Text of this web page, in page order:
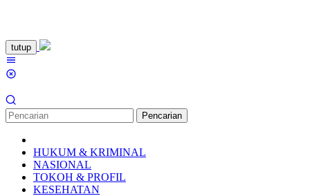
Loncat
ke
konten
tutup
Pencarian
HUKUM & KRIMINAL
NASIONAL
TOKOH & PROFIL
KESEHATAN